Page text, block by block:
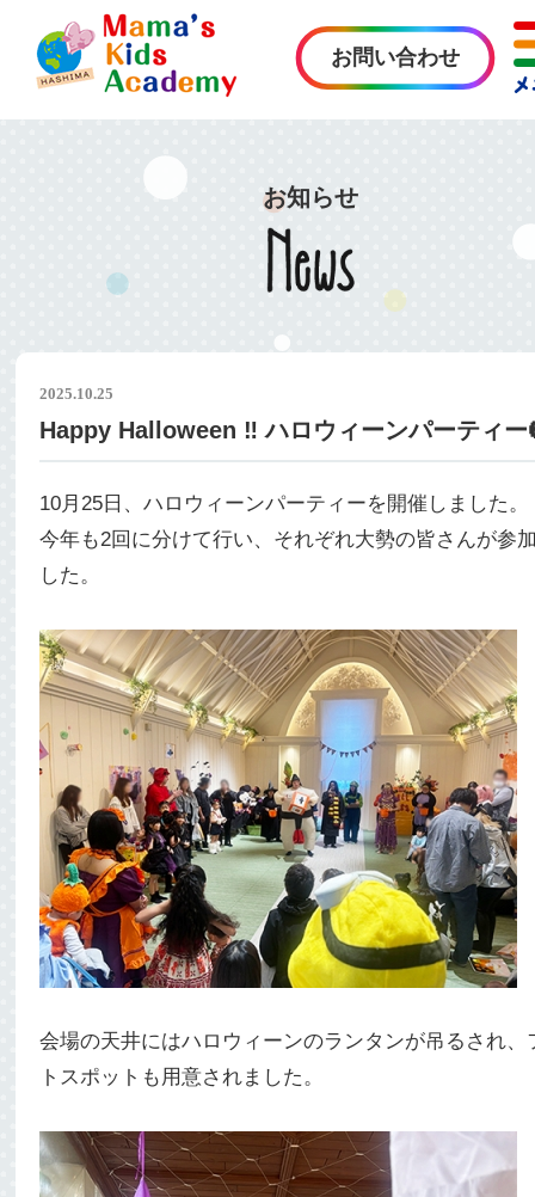
お問い合わせ
お知らせ
2025.10.25
Happy Halloween ‼ ハロウィーンパーティー
10月25日、ハロウィーンパーティーを開催しました。
今年も2回に分けて行い、それぞれ大勢の皆さんが参
した。
会場の天井にはハロウィーンのランタンが吊るされ、
トスポットも用意されました。